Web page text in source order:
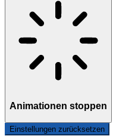
Animationen stoppen
Einstellungen zurücksetzen